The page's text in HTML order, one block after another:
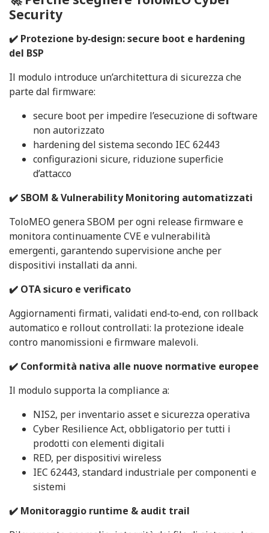
Security
✔️ Protezione by‑design: secure boot e hardening
del BSP
Il modulo introduce un’architettura di sicurezza che
parte dal firmware:
secure boot per impedire l’esecuzione di software
non autorizzato
hardening del sistema secondo IEC 62443
configurazioni sicure, riduzione superficie
d’attacco
✔️ SBOM & Vulnerability Monitoring automatizzati
ToloMEO genera SBOM per ogni release firmware e
monitora continuamente CVE e vulnerabilità
emergenti, garantendo supervisione anche per
dispositivi installati da anni.
✔️ OTA sicuro e verificato
Aggiornamenti firmati, validati end‑to‑end, con rollback
automatico e rollout controllati: la protezione ideale
contro manomissioni e firmware malevoli.
✔️ Conformità nativa alle nuove normative europee
Il modulo supporta la compliance a:
NIS2, per inventario asset e sicurezza operativa
Cyber Resilience Act, obbligatorio per tutti i
prodotti con elementi digitali
RED, per dispositivi wireless
IEC 62443, standard industriale per componenti e
sistemi
✔️ Monitoraggio runtime & audit trail